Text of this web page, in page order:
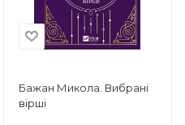
Бажан Микола. Вибрані
вірші